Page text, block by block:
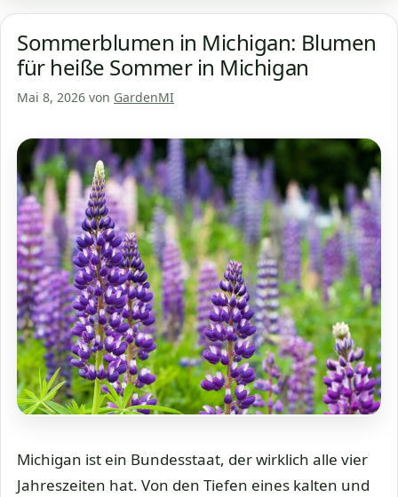
Sommerblumen in Michigan: Blumen
für heiße Sommer in Michigan
Mai 8, 2026 von GardenMI
Michigan ist ein Bundesstaat, der wirklich alle vier
Jahreszeiten hat. Von den Tiefen eines kalten und